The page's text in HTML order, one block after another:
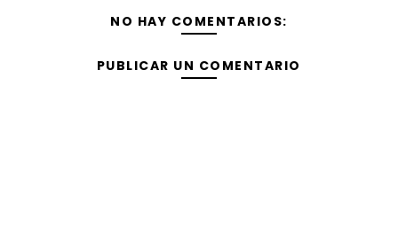
NO HAY COMENTARIOS:
PUBLICAR UN COMENTARIO